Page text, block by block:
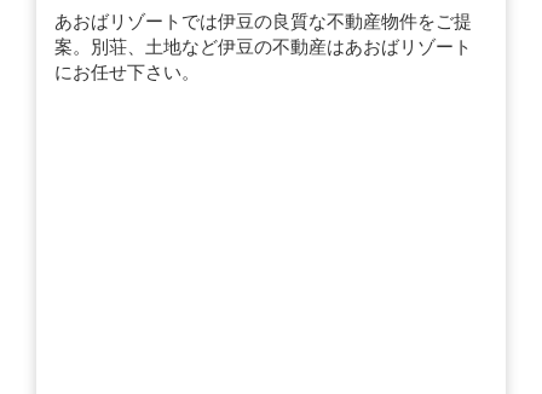
あおばリゾートでは伊豆の良質な不動産物件をご提
案。別荘、土地など伊豆の不動産はあおばリゾート
にお任せ下さい。